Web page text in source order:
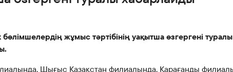
Құжаттар
Жаңалықтар
ESG
жұмыс тәртібінің уақытша өзгергені туралы
Шығыс Қазақстан филиалында, Қарағанды